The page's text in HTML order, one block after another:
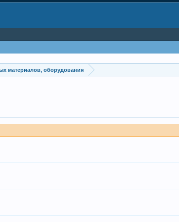
материалов, оборудования